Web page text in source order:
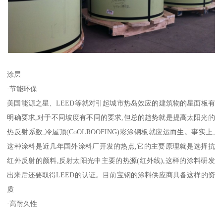
涂层
·节能环保
美国能源之星、LEED等就对引起城市热岛效应的建筑物的星面板有
明确要求,对于不同坡度有不同的要求,但总的趋势就是提高太阳光的
热反射系数,冷屋顶(CoOLROOFING)彩涂钢板就应运而生。事实上,
这种涂料是近几年国外涂料厂开发的热点,它的主要原理就是选择抗
红外反射的颜料,反射太阳光中主要的热源(红外线),这样的涂料研发
出来后还要取得LEED的认证。目前宝钢的涂料供应商具备这样的资
质
·高耐久性